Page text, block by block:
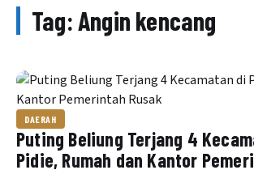
Tag:Angin kencang
DAERAH
Puting Beliung Terjang 4
Pidie, Rumah dan Kantor